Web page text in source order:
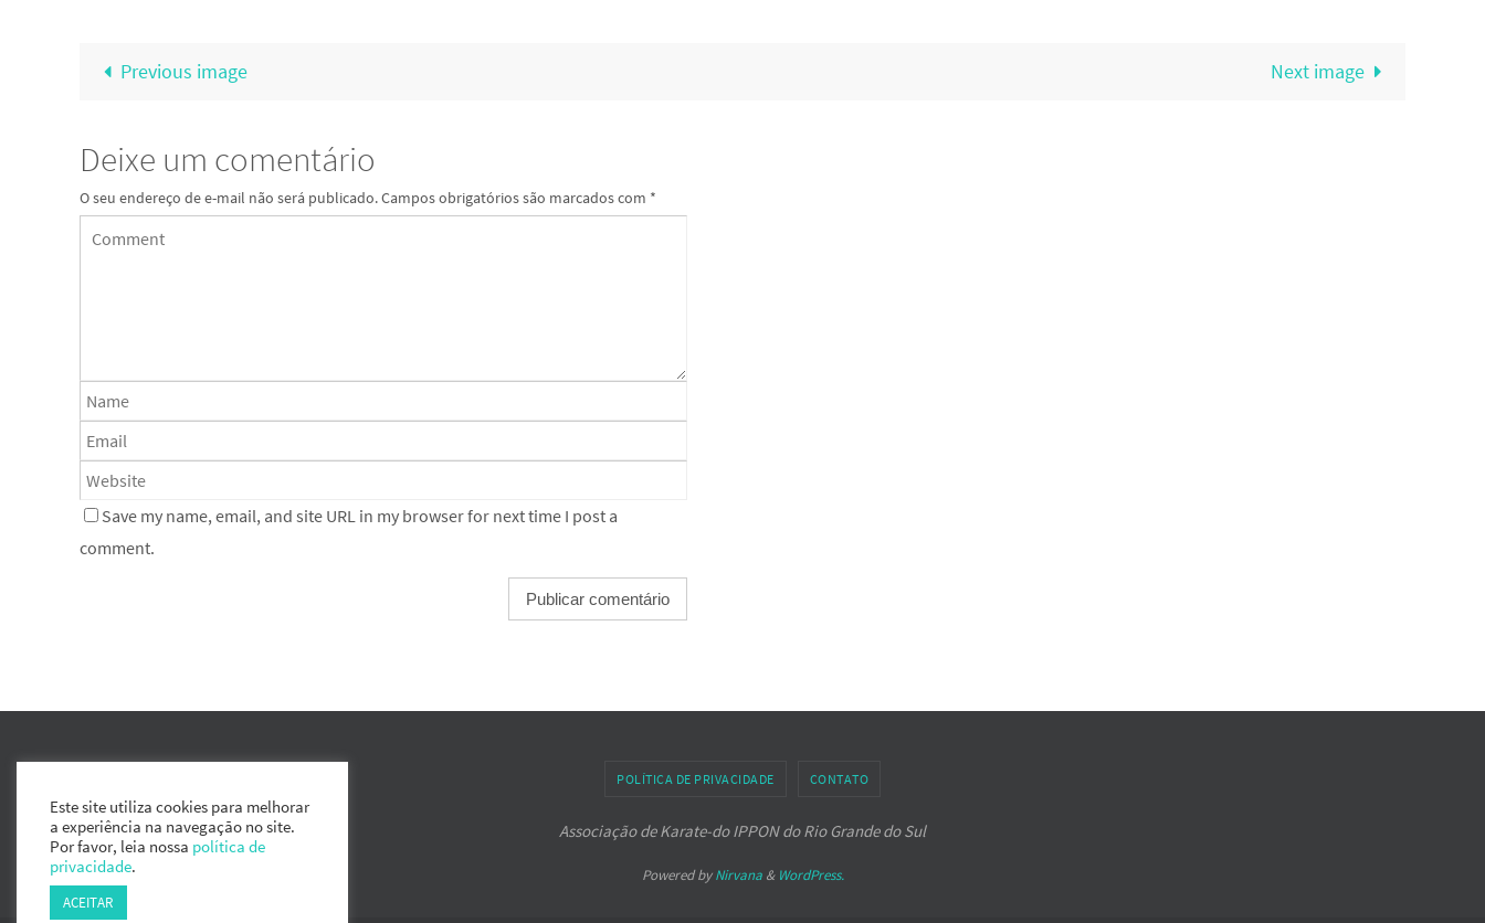
Previous image Next image
Deixe um comentário
O seu endereço de e-mail não será publicado.Campos obrigatórios são marcados com *
Save my name, email, and site URL in my browser for next time I post a
comment.
POLÍTICA DE PRIVACIDADE CONTATO
Associação de Karate-do IPPON do Rio Grande do Sul
Powered byNirvana& WordPress.
Este site utiliza cookies para melhorar
a experiência na navegação no site.
Por favor, leia nossa política de
privacidade.
ACEITAR